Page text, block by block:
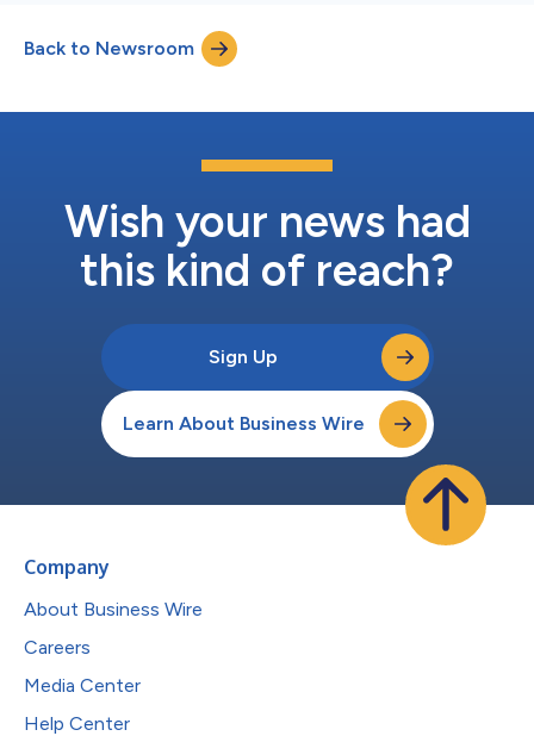
Back to Newsroom
Wish your news had
this kind of reach?
Sign Up
Learn About Business Wire
Company
About Business Wire
Careers
Media Center
Help Center